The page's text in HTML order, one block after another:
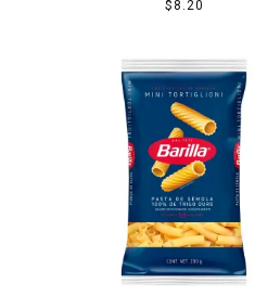
g
$ 8.20